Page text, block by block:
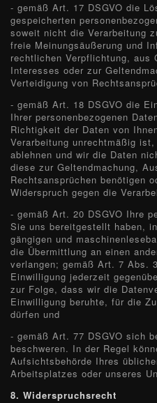
- gemäß Art. 17 DSGVO die
gespeicherten
soweit nicht die Verarbeitung
freie Meinungsäußerung und
rechtlichen Verpflichtung, aus
Interesses oder zur
Verteidigung von
- gemäß Art. 18 DSGVO die
Ihrer personenbezogenen
Richtigkeit der Daten von
Verarbeitung unrechtmäßig
ablehnen und wir die Daten
diese zur Geltendmachung,
Rechtsansprüchen benötigen
Widerspruch gegen die
- gemäß Art. 20 DSGVO Ihre
Sie uns bereitgestellt haben,
gängigen und
die Übermittlung an einen
verlangen; gemäß Art. 7 Abs.
Einwilligung jederzeit
zur Folge, dass wir die
Einwilligung beruhte, für die
dürfen und
- gemäß Art. 77 DSGVO sich
beschweren. In der Regel
Aufsichtsbehörde Ihres
Arbeitsplatzes oder unseres
8. Widerspruchsrecht